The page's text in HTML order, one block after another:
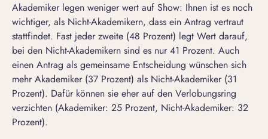
Akademiker legen weniger wert auf Show: Ihnen ist es noch
wichtiger, als Nicht-Akademikern, dass ein Antrag vertraut
stattfindet. Fast jeder zweite (48 Prozent) legt Wert darauf,
bei den Nicht-Akademikern sind es nur 41 Prozent. Auch
einen Antrag als gemeinsame Entscheidung wünschen sich
mehr Akademiker (37 Prozent) als Nicht-Akademiker (31
Prozent). Dafür können sie eher auf den Verlobungsring
verzichten (Akademiker: 25 Prozent, Nicht-Akademiker: 32
Prozent).